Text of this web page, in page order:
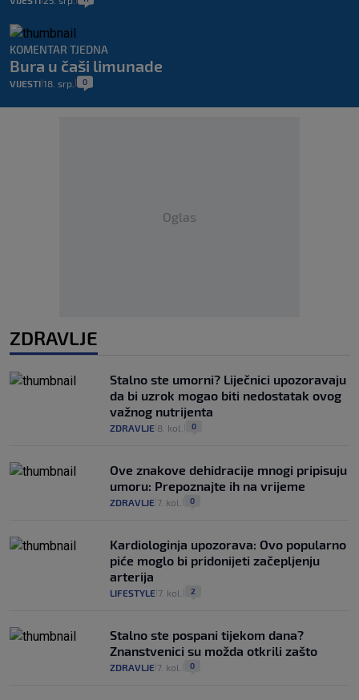
KOMENTAR TJEDNA
Bura u čaši limunade
VIJESTI 18. srp. 0
Oglas
ZDRAVLJE
Stalno ste umorni? Liječnici upozoravaju
da bi uzrok mogao biti nedostatak ovog
važnog nutrijenta
ZDRAVLJE 8. kol. 0
Ove znakove dehidracije mnogi pripisuju
umoru: Prepoznajte ih na vrijeme
ZDRAVLJE 7. kol. 0
Kardiologinja upozorava: Ovo popularno
piće moglo bi pridonijeti začepljenju
arterija
LIFESTYLE 7. kol. 2
Stalno ste pospani tijekom dana?
Znanstvenici su možda otkrili zašto
ZDRAVLJE 7. kol. 0